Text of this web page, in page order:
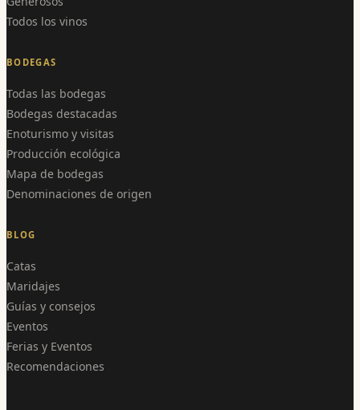
Todos los vinos
BODEGAS
Todas las bodegas
Bodegas destacadas
Enoturismo y visitas
Producción ecológica
Mapa de bodegas
Denominaciones de origen
BLOG
Catas
Maridajes
Guías y consejos
Eventos
Ferias y Eventos
Recomendaciones